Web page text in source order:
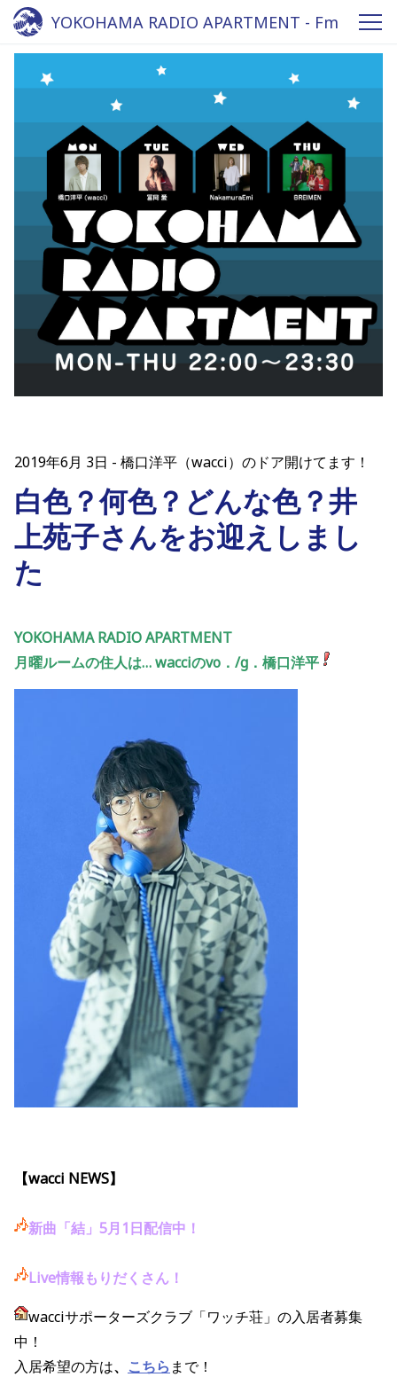
YOKOHAMA RADIO APARTMENT - Fm
yokohama 84.7
2019年6月 3日 橋口洋平（wacci）のドア開けてます！
白色？何色？どんな色？井
上苑子さんをお迎えしまし
た
YOKOHAMA RADIO APARTMENT
月曜ルームの住人は… wacciのvo．/g．橋口洋平
【wacci NEWS】
新曲「結」5月1日配信中！
Live情報もりだくさん！
wacciサポーターズクラブ「ワッチ荘」の入居者募集
中！
入居希望の方は、 こちら まで！